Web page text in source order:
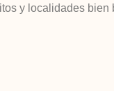
y localidades bien